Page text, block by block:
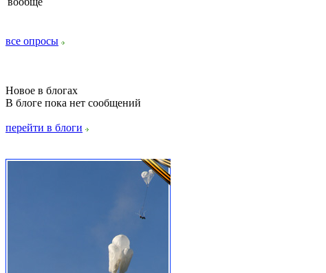
все опросы
Новое в блогах
В блоге пока нет сообщений
перейти в блоги